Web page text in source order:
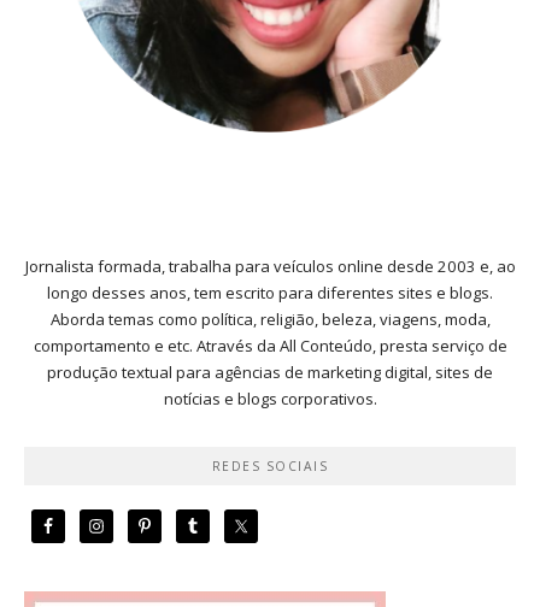
Jornalista formada, trabalha para veículos online desde 2003 e, ao
longo desses anos, tem escrito para diferentes sites e blogs.
Aborda temas como política, religião, beleza, viagens, moda,
comportamento e etc. Através da All Conteúdo, presta serviço de
produção textual para agências de marketing digital, sites de
notícias e blogs corporativos.
REDES SOCIAIS